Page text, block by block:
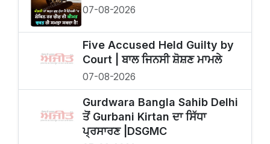
07-08-2026
Five Accused Held Guilty by
Court | ਬਾਲ ਜਿਨਸੀ ਸ਼ੋਸ਼ਣ ਮਾਮਲੇ
07-08-2026
Gurdwara Bangla Sahib Delhi
ਤੋਂ Gurbani Kirtan ਦਾ ਸਿੱਧਾ
ਪ੍ਰਸਾਰਣ |DSGMC